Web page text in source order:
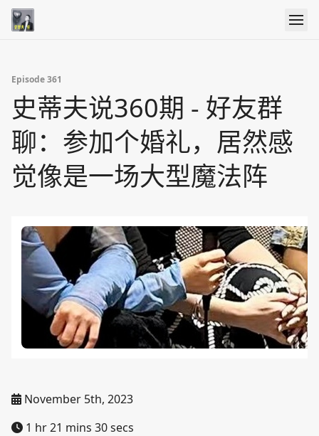
Episode 361
史蒂夫说360期 - 好友群
聊：参加个婚礼，居然感
觉像是一场大型魔法阵
November 5th, 2023
1 hr 21 mins 30 secs